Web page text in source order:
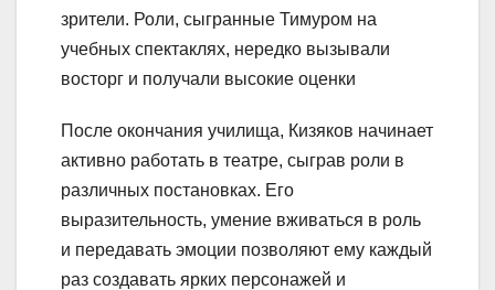
зрители. Роли, сыгранные Тимуром на
учебных спектаклях, нередко вызывали
восторг и получали высокие оценки
После окончания училища, Кизяков начинает
активно работать в театре, сыграв роли в
различных постановках. Его
выразительность, умение вживаться в роль
и передавать эмоции позволяют ему каждый
раз создавать ярких персонажей и